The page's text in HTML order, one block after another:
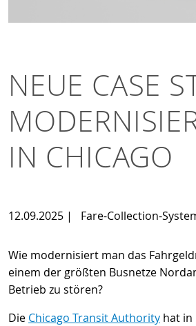
NEUE CASE
IN CHICAGO
12.09.2025 | Fare-Collection-
Wie modernisiert man das
einem der größten Busnetze
Betrieb zu stören?
Die Chicago Transit Authority hat in